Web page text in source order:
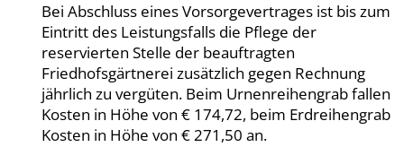
Bei Abschluss eines Vorsorgevertrages ist bis zum
Eintritt des Leistungsfalls die Pflege der
reservierten Stelle der beauftragten
Friedhofsgärtnerei zusätzlich gegen Rechnung
jährlich zu vergüten. Beim Urnenreihengrab fallen
Kosten in Höhe von € 174,72, beim Erdreihengrab
Kosten in Höhe von € 271,50 an.